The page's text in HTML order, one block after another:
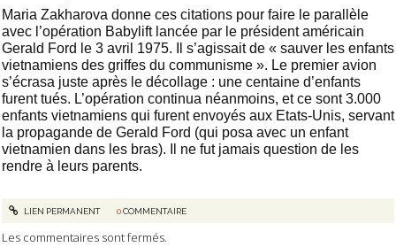
Maria Zakharova donne ces citations pour faire le parallèle
avec l’opération Babylift lancée par le président américain
Gerald Ford le 3 avril 1975. Il s’agissait de « sauver les enfants
vietnamiens des griffes du communisme ». Le premier avion
s’écrasa juste après le décollage : une centaine d’enfants
furent tués. L’opération continua néanmoins, et ce sont 3.000
enfants vietnamiens qui furent envoyés aux Etats-Unis, servant
la propagande de Gerald Ford (qui posa avec un enfant
vietnamien dans les bras). Il ne fut jamais question de les
rendre à leurs parents.
LIEN PERMANENT 0COMMENTAIRE
Les commentaires sont fermés.